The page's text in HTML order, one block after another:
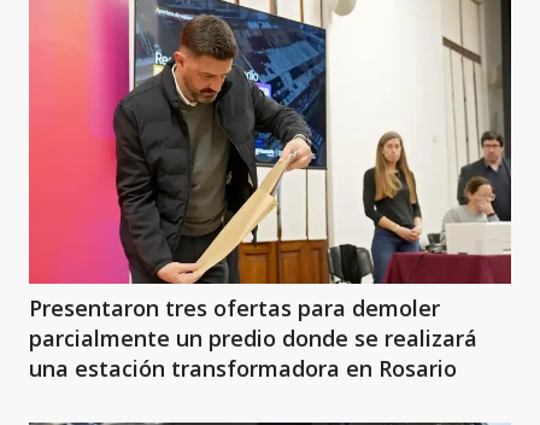
Presentaron tres ofertas para demoler
parcialmente un predio donde se realizará
una estación transformadora en Rosario